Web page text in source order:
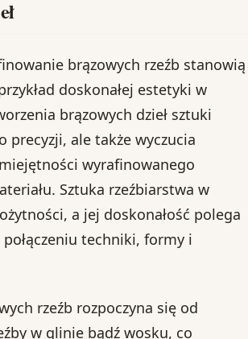
brązowych rzeźb stanowią
doskonałej estetyki w
brązowych dzieł sztuki
precyzji, ale także wyczucia
wyrafinowanego
Sztuka rzeźbiarstwa w
a jej doskonałość polega
techniki, formy i
rzeźb rozpoczyna się od
w glinie bądź wosku, co